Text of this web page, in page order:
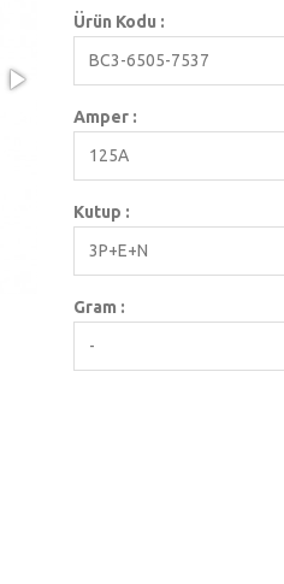
Ürün Kodu :
BC3-6505-7537
Amper :
125A
Kutup :
3P+E+N
Gram :
-